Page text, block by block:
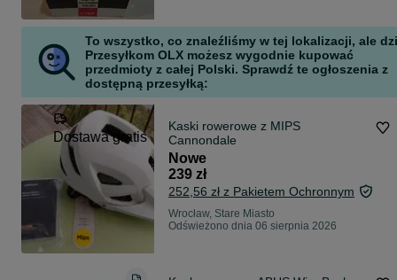
To wszystko, co znaleźliśmy w tej lokalizacji, ale
Przesyłkom OLX możesz wygodnie kupować
przedmioty z całej Polski. Sprawdź te ogłoszenia z
dostępną przesyłką:
Dostawa gratis
Kaski rowerowe z MIPS
Cannondale
Nowe
239 zł
252,56 zł z Pakietem Ochronnym
Wrocław, Stare Miasto
Odświeżono dnia 06 sierpnia 2026